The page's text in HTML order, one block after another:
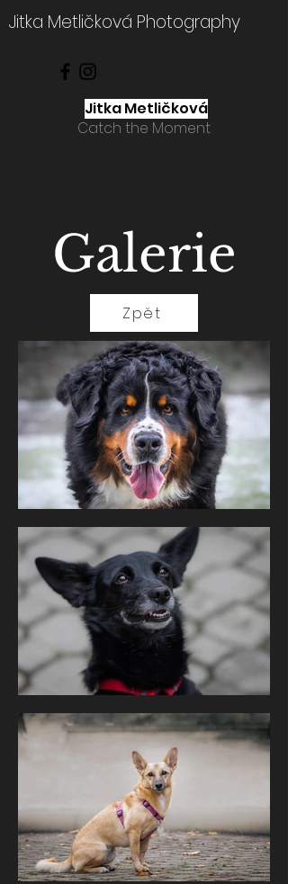
Jitka Metličková Photography
Jitka Metličková
Catch the Moment
Galerie
Zpět